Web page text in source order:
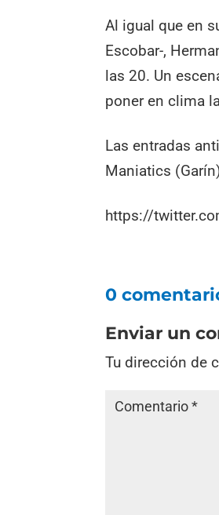
Al igual que en
Escobar-,
las 20. Un
poner en clima
Las entradas
Maniatics
https://
0
Enviar un
Tu dirección de